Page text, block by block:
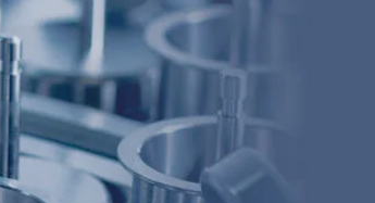
社会と人権
ジンケンセイサク
サプライヤー管理
利害關係人
ESGの持続報告